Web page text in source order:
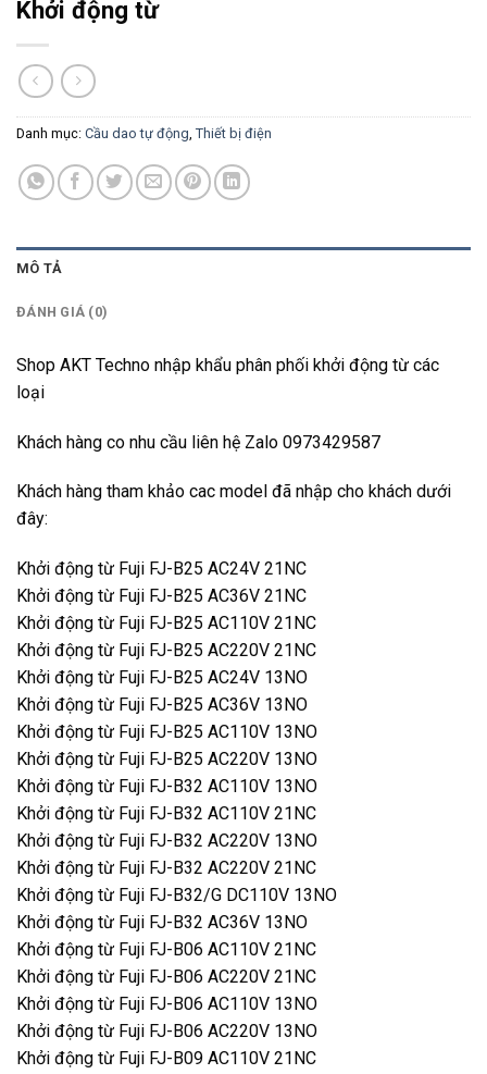
Khởi động từ
Danh mục: Cầu dao tự động Thiết bị điện
MÔ TẢ
ĐÁNH GIÁ (0)
Shop AKT Techno nhập khẩu phân phối khởi động từ các
loại
Khách hàng co nhu cầu liên hệ Zalo 0973429587
Khách hàng tham khảo cac model đã nhập cho khách dưới
đây:
Khởi động từ Fuji FJ-B25 AC24V 21NC
Khởi động từ Fuji FJ-B25 AC36V 21NC
Khởi động từ Fuji FJ-B25 AC110V 21NC
Khởi động từ Fuji FJ-B25 AC220V 21NC
Khởi động từ Fuji FJ-B25 AC24V 13NO
Khởi động từ Fuji FJ-B25 AC36V 13NO
Khởi động từ Fuji FJ-B25 AC110V 13NO
Khởi động từ Fuji FJ-B25 AC220V 13NO
Khởi động từ Fuji FJ-B32 AC110V 13NO
Khởi động từ Fuji FJ-B32 AC110V 21NC
Khởi động từ Fuji FJ-B32 AC220V 13NO
Khởi động từ Fuji FJ-B32 AC220V 21NC
Khởi động từ Fuji FJ-B32/G DC110V 13NO
Khởi động từ Fuji FJ-B32 AC36V 13NO
Khởi động từ Fuji FJ-B06 AC110V 21NC
Khởi động từ Fuji FJ-B06 AC220V 21NC
Khởi động từ Fuji FJ-B06 AC110V 13NO
Khởi động từ Fuji FJ-B06 AC220V 13NO
Khởi động từ Fuji FJ-B09 AC110V 21NC